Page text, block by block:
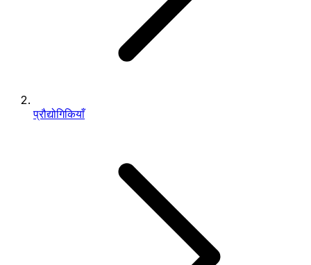
प्रौद्योगिकियाँ